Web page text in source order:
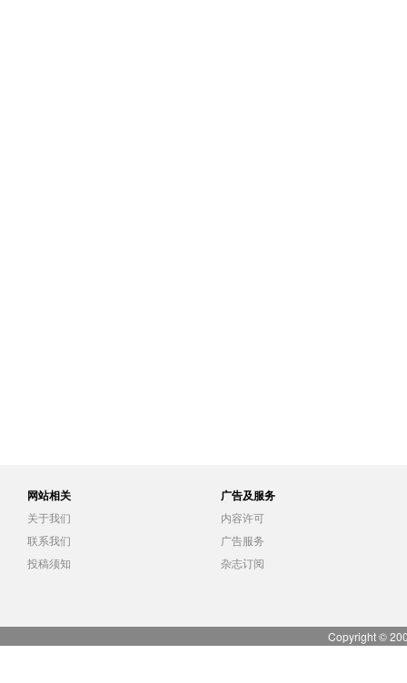
网站相关
关于我们
联系我们
投稿须知
广告及服务
内容许可
广告服务
杂志订阅
Copyright ©